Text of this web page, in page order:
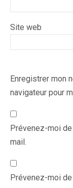
Site web
Enregistrer mon
navigateur pour
Prévenez-moi
mail.
Prévenez-moi